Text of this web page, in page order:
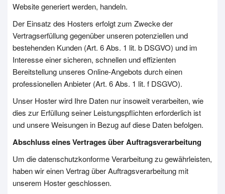
Website generiert werden, handeln.
Der Einsatz des Hosters erfolgt zum Zwecke der
Vertragserfüllung gegenüber unseren potenziellen und
bestehenden Kunden (Art. 6 Abs. 1 lit. b DSGVO) und im
Interesse einer sicheren, schnellen und effizienten
Bereitstellung unseres Online-Angebots durch einen
professionellen Anbieter (Art. 6 Abs. 1 lit. f DSGVO).
Unser Hoster wird Ihre Daten nur insoweit verarbeiten, wie
dies zur Erfüllung seiner Leistungspflichten erforderlich ist
und unsere Weisungen in Bezug auf diese Daten befolgen.
Abschluss eines Vertrages über Auftragsverarbeitung
Um die datenschutzkonforme Verarbeitung zu gewährleisten,
haben wir einen Vertrag über Auftragsverarbeitung mit
unserem Hoster geschlossen.